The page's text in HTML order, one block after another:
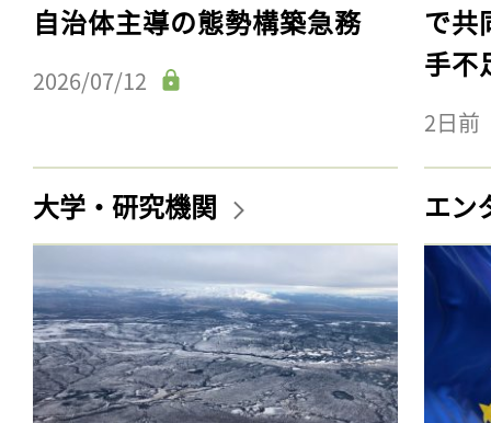
自治体主導の態勢構築急務
2026/07/12
で共
手不
2日前
大学・研究機関 エン